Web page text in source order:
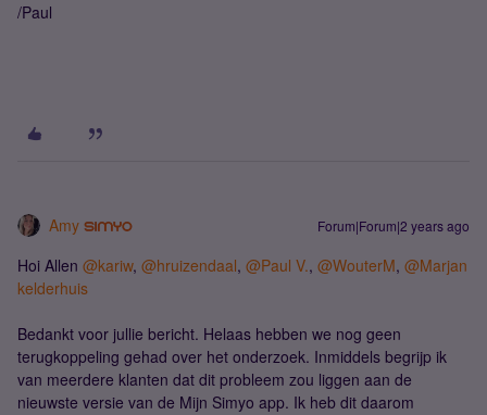
/Paul
Amy Forum|Forum|2 years ago
Hoi Allen @kariw, @hruizendaal, @Paul V., @WouterM, @Marjan
kelderhuis
Bedankt voor jullie bericht. Helaas hebben we nog geen
terugkoppeling gehad over het onderzoek. Inmiddels begrijp ik
van meerdere klanten dat dit probleem zou liggen aan de
nieuwste versie van de Mijn Simyo app. Ik heb dit daarom